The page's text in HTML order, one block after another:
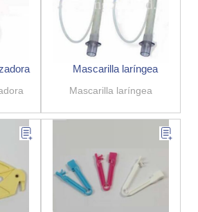
Mascarilla laríngea
Mascarilla laríngea